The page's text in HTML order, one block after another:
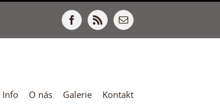
Facebook
Rss
E-
mail
Info O nás Galerie Kontakt